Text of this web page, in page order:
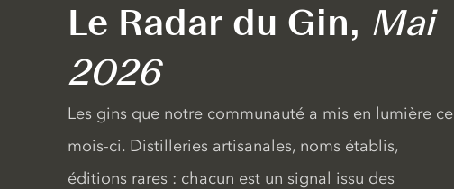
Le Radar du Gin, Mai
2026
Les gins que notre communauté a mis en lumière ce
mois-ci. Distilleries artisanales, noms établis,
éditions rares : chacun est un signal issu des